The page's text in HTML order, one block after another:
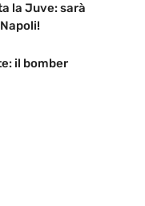
la Juve: sarà
il bomber